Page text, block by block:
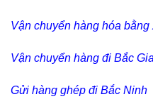
Vận chuyển hàng hóa
Vận chuyển hàng đi Bắc
Gửi hàng ghép đi Bắc Ninh